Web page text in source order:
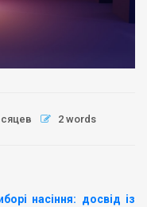
2 words
насіння: досвід із